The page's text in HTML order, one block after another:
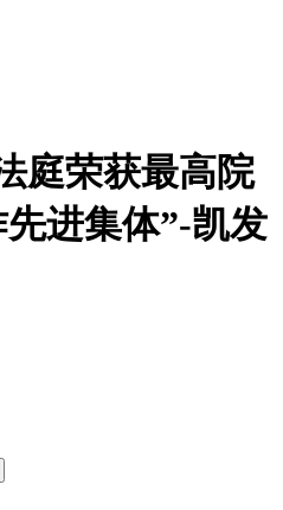
庭荣获最高院
进集体”-凯发